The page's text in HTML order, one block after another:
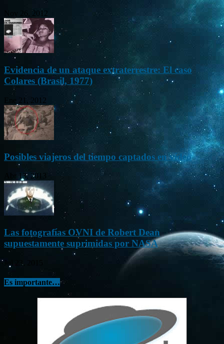
Nov 26, 2012
Evidencia de un ataque extraterrestre: El caso
Colares (Brasil, 1977)
Ene 21, 2012
Posibles viajeros del tiempo captados en vídeo
Abr 13, 2013
Las fotografías OVNI de Robert Dean
supuestamente suprimidas por NASA
Jul 23, 2015
Es importante…